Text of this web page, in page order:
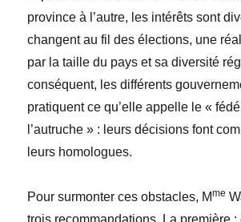
province à l’autre, les intérêts sont
changent au fil des élections, une
par la taille du pays et sa diversité
conséquent, les différents
pratiquent ce qu’elle appelle le «
l’autruche » : leurs décisions font
leurs homologues.
Pour surmonter ces obstacles, Mme
trois recommandations. La première